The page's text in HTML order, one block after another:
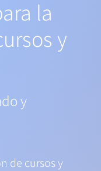
la
y
y
de cursos y